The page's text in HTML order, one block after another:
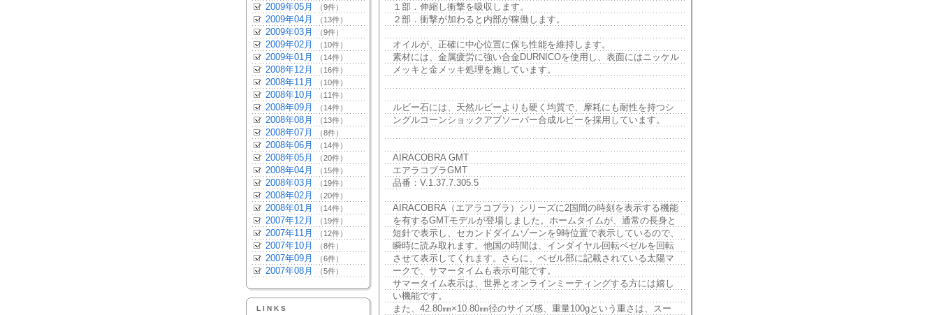
１部．伸縮し衝撃を吸収します。
２部．衝撃が加わると内部が稼働します。
オイルが、正確に中心位置に保ち性能を維持します。
素材には、金属疲労に強い合金DURNICOを使用し、表面にはニッケル
メッキと金メッキ処理を施しています。
ルビー石には、天然ルビーよりも硬く均質で、摩耗にも耐性を持つシ
ングルコーンショックアブソーバー合成ルビーを採用しています。
AIRACOBRA GMT
エアラコブラGMT
品番：V.1.37.7.305.5
AIRACOBRA（エアラコブラ）シリーズに2国間の時刻を表示する機能
を有するGMTモデルが登場しました。ホームタイムが、通常の長身と
短針で表示し、セカンドダイムゾーンを9時位置で表示しているので、
瞬時に読み取れます。他国の時間は、インダイヤル回転ベゼルを回転
させて表示してくれます。さらに、ベゼル部に記載されている太陽マ
ークで、サマータイムも表示可能です。
サマータイム表示は、世界とオンラインミーティングする方には嬉し
い機能です。
また、42.80㎜×10.80㎜径のサイズ感、重量100gという重さは、スー
2009年05月 （9件）
2009年04月 （13件）
2009年03月 （9件）
2009年02月 （10件）
2009年01月 （14件）
2008年12月 （16件）
2008年11月 （10件）
2008年10月 （11件）
2008年09月 （14件）
2008年08月 （13件）
2008年07月 （8件）
2008年06月 （14件）
2008年05月 （20件）
2008年04月 （15件）
2008年03月 （19件）
2008年02月 （20件）
2008年01月 （14件）
2007年12月 （19件）
2007年11月 （12件）
2007年10月 （8件）
2007年09月 （6件）
2007年08月 （5件）
LINKS